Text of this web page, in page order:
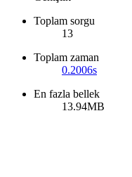
Toplam sorgu
13
Toplam zaman
0.2006s
En fazla bellek
13.94MB